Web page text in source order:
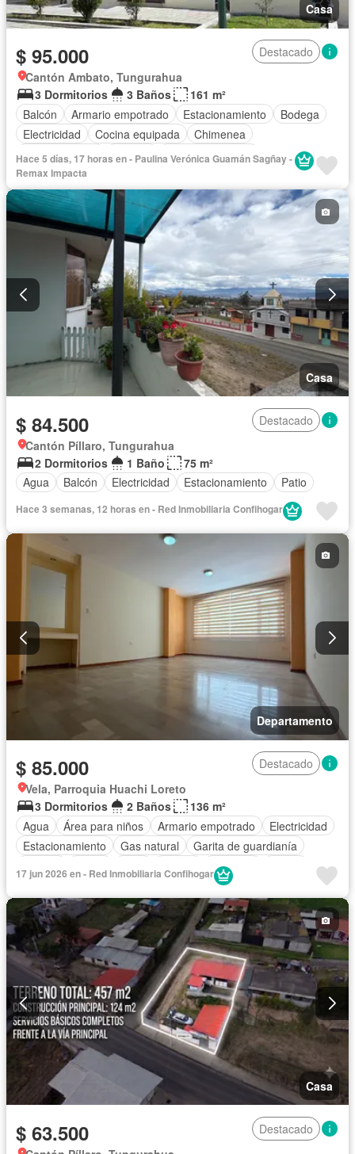
Casa
$ 95.000
Destacado
Cantón Ambato, Tungurahua
3 Dormitorios
3 Baños
161 m²
Balcón
Armario empotrado Estacionamiento
Bodega
Electricidad
Cocina equipada
Chimenea
Cocina integral
Internet
Vista panorámica
Cuarto de servicio
Área para niños
Jardín Biblioteca
Garita de guardianía
Seguridad
Hace 5 días, 17 horas en - Paulina Verónica Guamán Sagñay -
Remax Impacta
Casa
$ 84.500
Destacado
Cantón Píllaro, Tungurahua
2 Dormitorios
1 Baño
75 m²
Agua
Balcón Electricidad Estacionamiento Patio
Hace 3 semanas, 12 horas en - Red Inmobiliaria Confihogar
Departamento
$ 85.000
Destacado
Vela, Parroquia Huachi Loreto
3 Dormitorios
2 Baños
136 m²
Agua
Área para niños Armario empotrado
Electricidad
Estacionamiento
Gas natural
Garita de guardianía
Conserje
Seguridad
Vista panorámica
17 jun 2026 en - Red Inmobiliaria Confihogar
Casa
$ 63.500
Destacado